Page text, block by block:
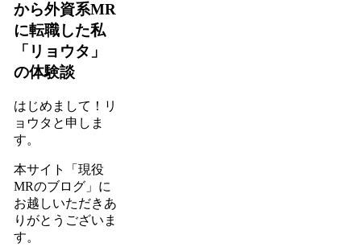
から外資系MR
に転職した私
「リョウタ」
の体験談
はじめまして！リ
ョウタと申しま
す。
本サイト
「現役
MRのブログ」 に
お越しいただきあ
りがとうございま
す。